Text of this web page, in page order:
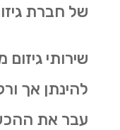
של חברת
שירותי גיזום
להינתן אך
עבר את